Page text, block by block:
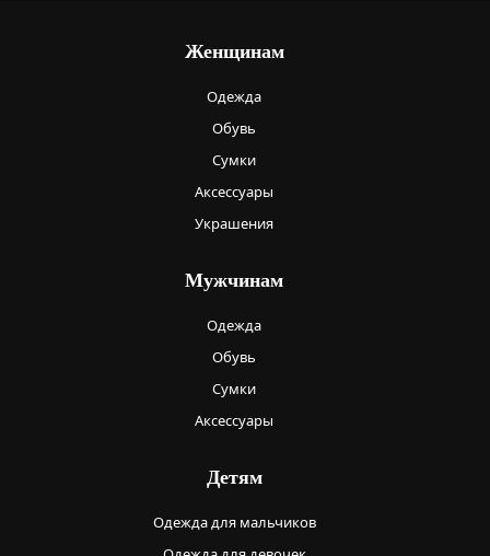
Женщинам
Одежда
Обувь
Сумки
Аксессуары
Украшения
Мужчинам
Одежда
Обувь
Сумки
Аксессуары
Детям
Одежда для мальчиков